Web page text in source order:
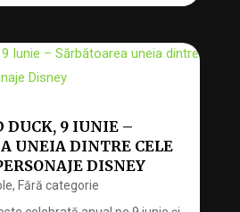
DUCK, 9 IUNIE –
UNEIA DINTRE CELE
DISNEY
, Fără categorie